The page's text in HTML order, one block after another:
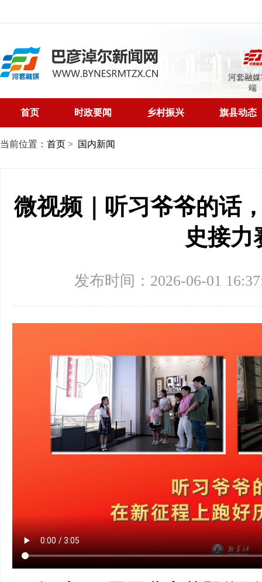
河套融
端
首页 时政要闻 乡村振兴 旗县动态
当前位置： 首页 > 国内新闻
微视频｜听习爷爷的话
史接力
发布时间：2026-06-01